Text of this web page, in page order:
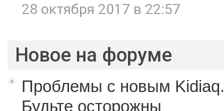
28 октября 2017 в 22:57
Новое на форуме
Проблемы с новым
Будьте осторожны